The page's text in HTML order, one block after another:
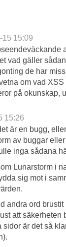
15:09
vad gäller
de har
om vad
på okunskap,
15:26
är en bugg,
av buggar
inga sådana
Lunarstorm i
sig mot i
andra ord
att säkerheten
sidor är det så